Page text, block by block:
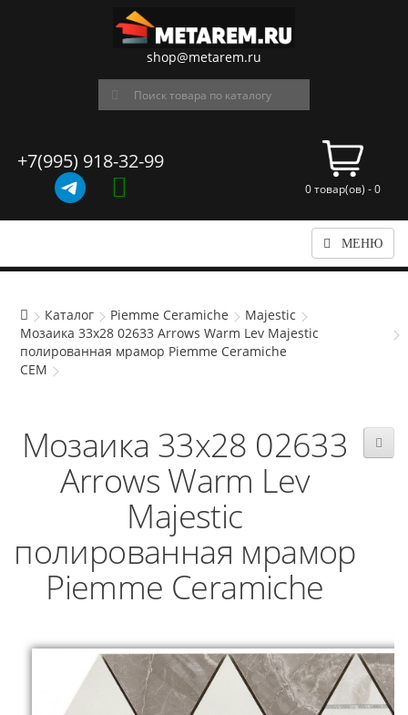
shop@metarem.ru
+7(995) 918-32-99
0 товар(ов) - 0
МЕНЮ
Каталог Piemme Ceramiche
Majestic
Мозаика 33x28 02633 Arrows Warm Lev Majestic
полированная мрамор Piemme Ceramiche
CEM
Мозаика 33x28 02633
Arrows Warm Lev
Majestic
полированная мрамор
Piemme Ceramiche